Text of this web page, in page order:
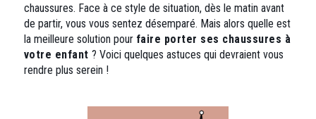
chaussures. Face à ce style de situation, dès le matin avant
de partir, vous vous sentez désemparé. Mais alors quelle est
la meilleure solution pour faire porter ses chaussures à
votre enfant? Voici quelques astuces qui devraient vous
rendre plus serein !